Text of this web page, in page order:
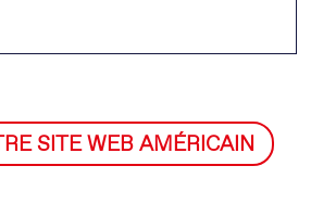
SITE WEB AMÉRICAIN